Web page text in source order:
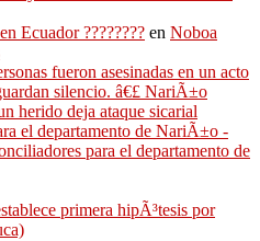
Ecuador ???????? en Noboa
fueron asesinadas en un acto
silencio. â€£ NariÃ±o
herido deja ataque sicarial
el departamento de NariÃ±o -
para el departamento de
primera hipÃ³tesis por